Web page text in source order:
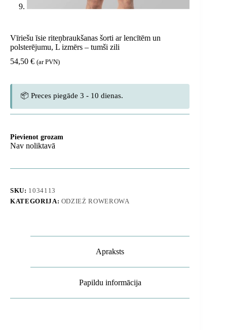
Vīriešu īsie riteņbraukšanas šorti ar lencītēm un
polsterējumu, L izmērs – tumši zili
54,50 € (ar PVN)
📦 Preces piegāde 3 - 10 dienas.
Pievienot grozam
Nav noliktavā
SKU: 1034113
KATEGORIJA: ODZIEŻ ROWEROWA
Apraksts
Papildu informācija